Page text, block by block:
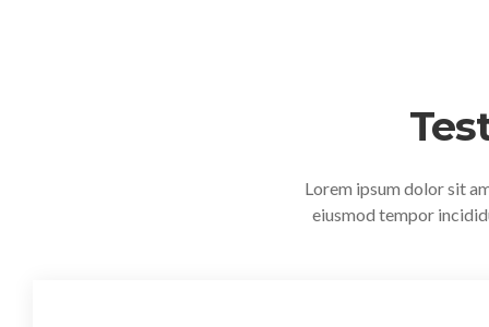
Lorem ipsum dolor sit
eiusmod tempor